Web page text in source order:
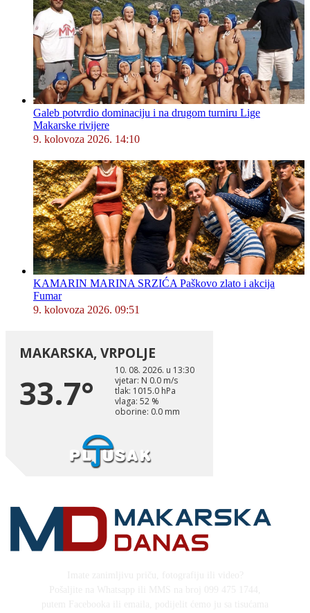
Galeb potvrdio dominaciju i na drugom turniru Lige
Makarske rivijere
9. kolovoza 2026. 14:10
KAMARIN MARINA SRZIĆA Paškovo zlato i akcija
Fumar
9. kolovoza 2026. 09:51